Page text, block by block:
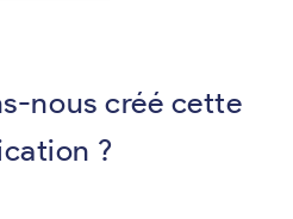
nous créé cette
?